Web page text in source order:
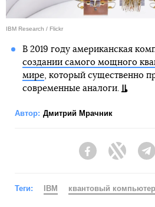
IBM Research / Flickr
В 2019 году американская
создании самого мощного
мире, который существенно
современные аналоги.
Автор: Дмитрий Мрачник
FacebookTwitter
Теги: IBM квантовый компьютер